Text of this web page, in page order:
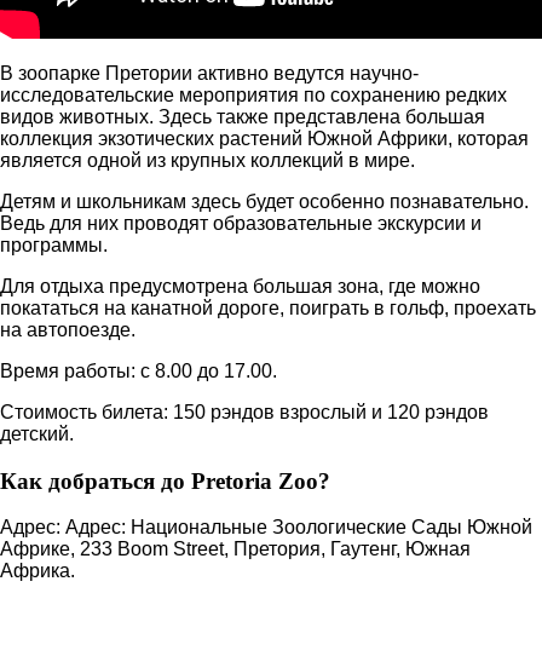
В зоопарке Претории активно ведутся научно-
исследовательские мероприятия по сохранению редких
видов животных. Здесь также представлена большая
коллекция экзотических растений Южной Африки, которая
является одной из крупных коллекций в мире.
Детям и школьникам здесь будет особенно познавательно.
Ведь для них проводят образовательные экскурсии и
программы.
Для отдыха предусмотрена большая зона, где можно
покататься на канатной дороге, поиграть в гольф, проехать
на автопоезде.
Время работы: с 8.00 до 17.00.
Стоимость билета: 150 рэндов взрослый и 120 рэндов
детский.
Как добраться до Pretoria Zoo?
Адрес: Адрес: Национальные Зоологические Сады Южной
Африке, 233 Boom Street, Претория, Гаутенг, Южная
Африка.